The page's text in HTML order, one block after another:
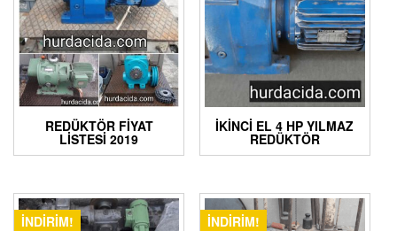
REDÜKTÖR FIYAT
LISTESI 2019
İKINCI EL 4 HP YILMAZ
REDÜKTÖR
İNDIRIM! İNDIRIM!